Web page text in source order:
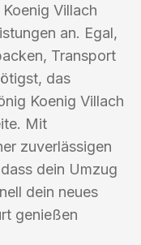
Villach
an. Egal,
Transport
das
Koenig Villach
Mit
zuverlässigen
dein Umzug
dein neues
genießen